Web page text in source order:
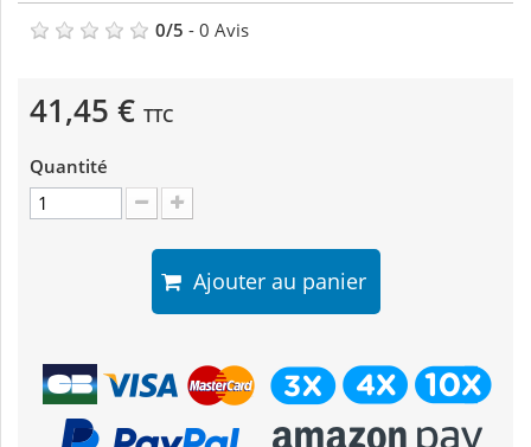
0/5 - 0 Avis
41,45 € TTC
Quantité
Ajouter au panier